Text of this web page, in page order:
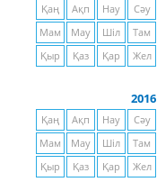
Қаң Ақп Нау
Сәу
Мам
Мау Шіл
Там
Қыр
Қаз Қар Жел
2016
Қаң Ақп Нау
Сәу
Мам
Мау Шіл
Там
Қыр
Қаз Қар Жел